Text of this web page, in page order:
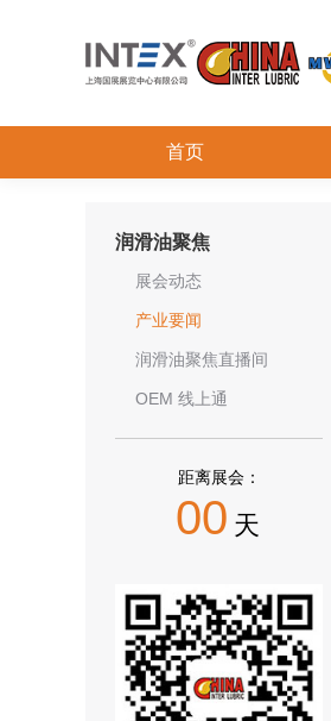
首页
润滑油聚焦
展会动态
产业要闻
润滑油聚焦直播间
OEM 线上通
距离展会：
00 天